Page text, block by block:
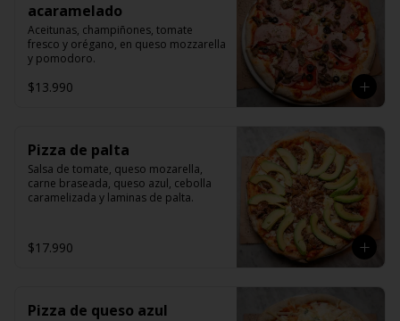
acaramelado
Aceitunas, champiñones, tomate
fresco y orégano, en queso mozzarella
y pomodoro.
$13.990
Pizza de palta
Salsa de tomate, queso mozarella,
carne braseada, queso azul, cebolla
caramelizada y laminas de palta.
$17.990
Pizza de queso azul